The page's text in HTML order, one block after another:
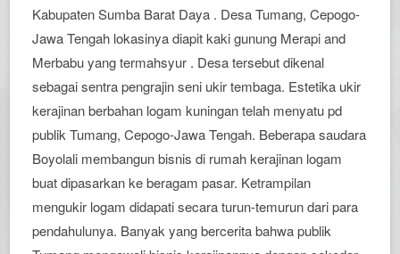
Kabupaten Sumba Barat Daya . Desa Tumang, Cepogo-
Jawa Tengah lokasinya diapit kaki gunung Merapi and
Merbabu yang termahsyur . Desa tersebut dikenal
sebagai sentra pengrajin seni ukir tembaga. Estetika ukir
kerajinan berbahan logam kuningan telah menyatu pd
publik Tumang, Cepogo-Jawa Tengah. Beberapa saudara
Boyolali membangun bisnis di rumah kerajinan logam
buat dipasarkan ke beragam pasar. Ketrampilan
mengukir logam didapati secara turun-temurun dari para
pendahulunya. Banyak yang bercerita bahwa publik